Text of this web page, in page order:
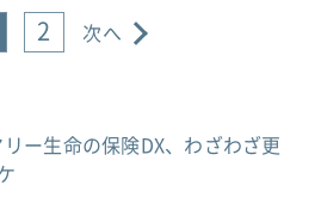
2 次へ
ー生命の保険DX、わざわざ更